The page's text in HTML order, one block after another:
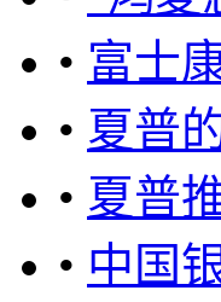
• 富士
• 夏普
• 夏普
• 中国